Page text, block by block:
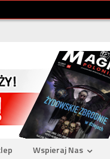
Wspieraj Nas